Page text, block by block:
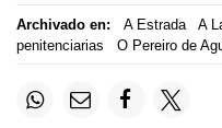
Archivado en: A Estrada A
penitenciarias
O Pereiro de